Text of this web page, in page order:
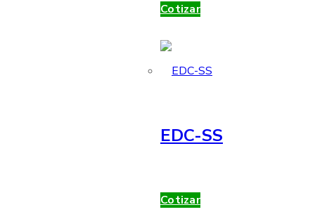
Cotizar
EDC-SS
Cotizar